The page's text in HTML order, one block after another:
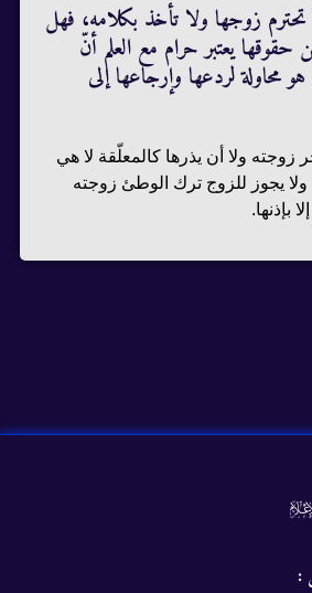
زوجها ولا تأخذ بكلامه، فهل
يعتبر حرام مع العلم أنّ
محاولة لردعها وإرجاعها إلى
زوجته ولا أن يذرها كالمعلّقة لا هي
يجوز للزوج ترك الوطئ زوجته
بإذنها.
: